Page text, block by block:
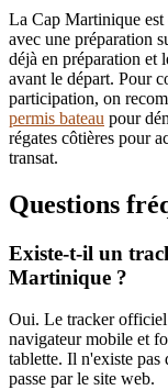
La Cap Martinique est
avec une préparation
déjà en préparation et
avant le départ. Pour
participation, on
permis bateau pour
régates côtières pour
transat.
Questions
Existe-t-il un
Martinique ?
Oui. Le tracker officiel
navigateur mobile et
tablette. Il n'existe
passe par le site web.